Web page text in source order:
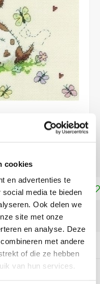
cookies
en advertenties te
media te bieden
Ook delen we
site met onze
en analyse. Deze
met andere
of die ze hebben
van hun services.
winkelwagen